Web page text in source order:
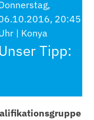
20:45
| Konya
Unser Tipp: